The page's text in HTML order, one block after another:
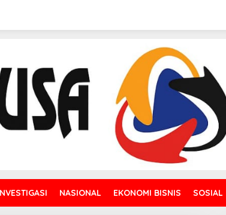
NASIONAL EKONOMI BISNIS SOSIAL